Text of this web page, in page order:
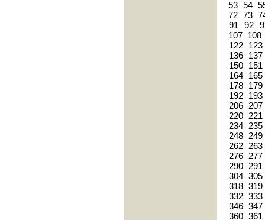
53 54
72 73
91
92
107 108
122
123
136
137
150
151
164
165
178
179
192
193
206 207
220
221
234
235
248
249
262
263
276
277
290
291
304 305
318 319
332 333
346 347
360 361